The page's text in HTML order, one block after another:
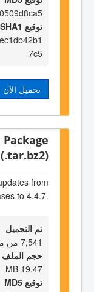
توقيع SHA1
7c5
تحميل الآن
(.tar.bz2)
from
to 4.4.7.
تم التحميل
7,541 من مرات
حجم الملف
19.47 MB
توقيع MD5